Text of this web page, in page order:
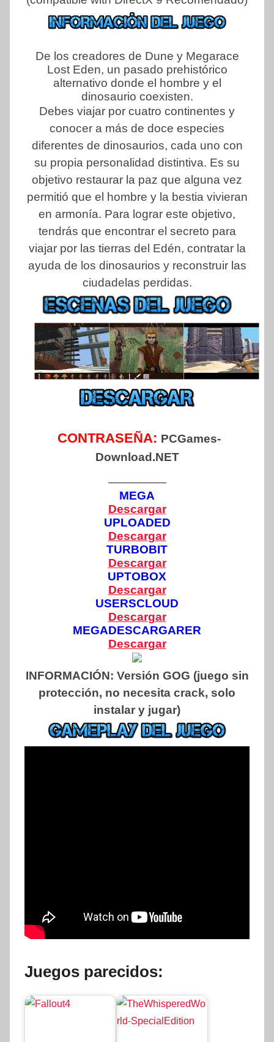
De los creadores de Dune y Megarace
Lost Eden, un pasado prehistórico
alternativo donde el hombre y el
dinosaurio coexisten.
Debes viajar por cuatro continentes y
conocer a más de doce especies
diferentes de dinosaurios, cada uno con
su propia personalidad distintiva. Es su
objetivo restaurar la paz que alguna vez
permitió que el hombre y la bestia vivieran
en armonía. Para lograr este objetivo,
tendrás que encontrar el secreto para
viajar por las tierras del Edén, contratar la
ayuda de los dinosaurios y reconstruir las
ciudadelas perdidas.
CONTRASEÑA: PCGames-
Download.NET
—————
MEGA
Descargar
UPLOADED
Descargar
TURBOBIT
Descargar
UPTOBOX
Descargar
USERSCLOUD
Descargar
MEGADESCARGARER
Descargar
INFORMACIÓN: Versión GOG (juego sin
protección, no necesita crack, solo
instalar y jugar)
Juegos parecidos: